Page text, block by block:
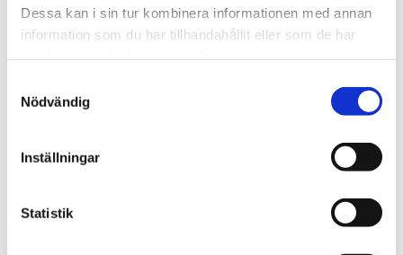
Dessa kan i sin tur kombinera informationen med annan
information som du har tillhandahållit eller som de har
Nödvändig
Inställningar
Statistik
Färg
Dimblå
Tvättråd: 30 °C skonsam tvätt.
eller torktumling. Hängtorkas.
BESKRIVNING